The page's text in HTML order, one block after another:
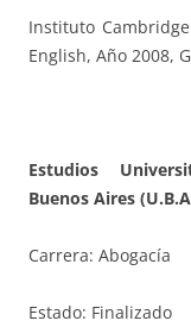
Instituto
English, Año 2008,
Estudios
Buenos Aires
Carrera: Abogacía
Estado: Finalizado